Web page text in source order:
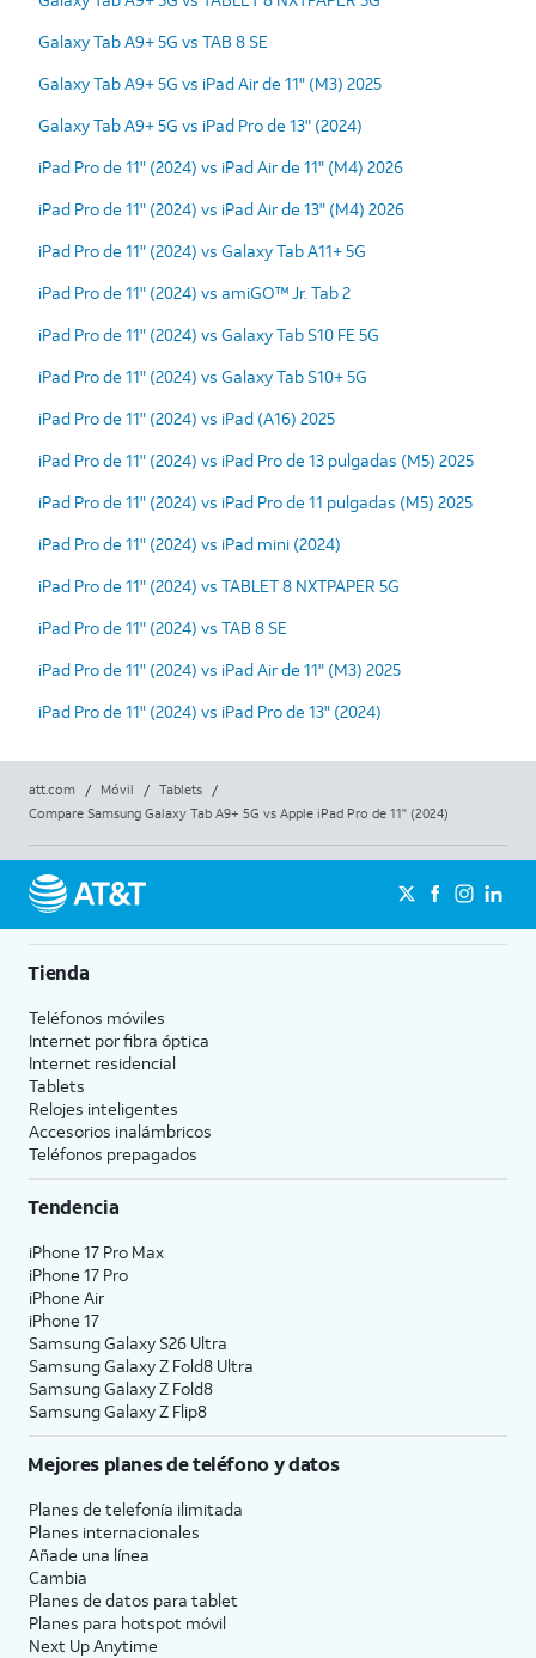
Galaxy Tab A9+ 5G vs TAB 8 SE
Galaxy Tab A9+ 5G vs iPad Air de 11" (M3) 2025
Galaxy Tab A9+ 5G vs iPad Pro de 13" (2024)
iPad Pro de 11" (2024) vs iPad Air de 11" (M4) 2026
iPad Pro de 11" (2024) vs iPad Air de 13" (M4) 2026
iPad Pro de 11" (2024) vs Galaxy Tab A11+ 5G
iPad Pro de 11" (2024) vs amiGO™ Jr. Tab 2
iPad Pro de 11" (2024) vs Galaxy Tab S10 FE 5G
iPad Pro de 11" (2024) vs Galaxy Tab S10+ 5G
iPad Pro de 11" (2024) vs iPad (A16) 2025
iPad Pro de 11" (2024) vs iPad Pro de 13 pulgadas (M5) 2025
iPad Pro de 11" (2024) vs iPad Pro de 11 pulgadas (M5) 2025
iPad Pro de 11" (2024) vs iPad mini (2024)
iPad Pro de 11" (2024) vs TABLET 8 NXTPAPER 5G
iPad Pro de 11" (2024) vs TAB 8 SE
iPad Pro de 11" (2024) vs iPad Air de 11" (M3) 2025
iPad Pro de 11" (2024) vs iPad Pro de 13" (2024)
att.com / Móvil / Tablets
/
Compare Samsung Galaxy Tab A9+ 5G vs Apple iPad Pro de 11" (2024)
Tienda
Teléfonos móviles
Internet por fibra óptica
Internet residencial
Tablets
Relojes inteligentes
Accesorios inalámbricos
Teléfonos prepagados
Tendencia
iPhone 17 Pro Max
iPhone 17 Pro
iPhone Air
iPhone 17
Samsung Galaxy S26 Ultra
Samsung Galaxy Z Fold8 Ultra
Samsung Galaxy Z Fold8
Samsung Galaxy Z Flip8
Mejores planes de teléfono y datos
Planes de telefonía ilimitada
Planes internacionales
Añade una línea
Cambia
Planes de datos para tablet
Planes para hotspot móvil
Next Up Anytime